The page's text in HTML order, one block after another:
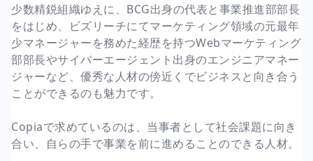
少数精鋭組織ゆえに、BCG出身の代表と事業推進部部長
をはじめ、ビズリーチにてマーケティング領域の元最年
少マネージャーを務めた経歴を持つWebマーケティング
部部長やサイバーエージェント出身のエンジニアマネー
ジャーなど、優秀な人材の傍近くでビジネスと向き合う
ことができるのも魅力です。
Copiaで求めているのは、当事者として社会課題に向き
合い、自らの手で事業を前に進めることのできる人材。